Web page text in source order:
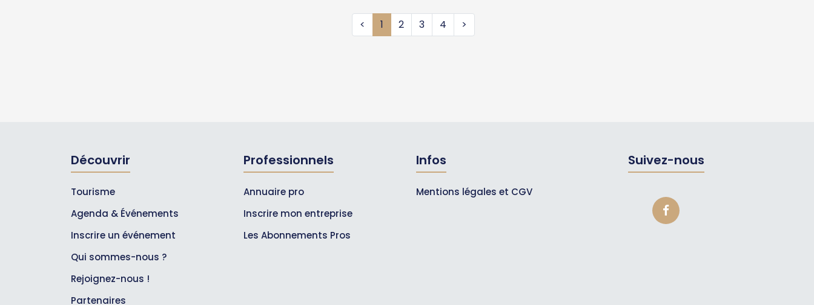
< 1 2 3 4 >
Découvrir
Tourisme
Agenda & Événements
Inscrire un événement
Qui sommes-nous ?
Rejoignez-nous !
Partenaires
Professionnels
Annuaire pro
Inscrire mon entreprise
Les Abonnements Pros
Infos
Mentions légales et CGV
Suivez-nous